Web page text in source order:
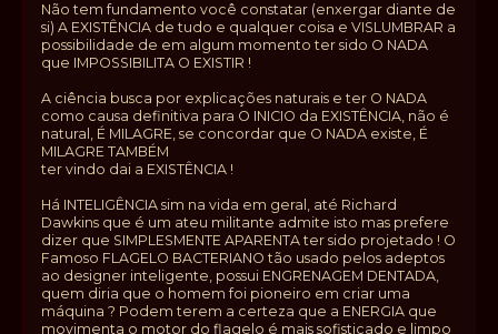
Não tem fundamento você constatar (enxergar diante de
si) A EXISTÊNCIA de tudo e qualquer coisa e VISLUMBRAR a
possibilidade de em algum momento ter sido O NADA
que IMPOSSIBILITA O EXISTIR !
A ciência busca por explicações naturais e ter O NADA
como causa definitiva para O INICIO da EXISTÊNCIA, não é
natural, É MILAGRE, se concordar que O NADA existe, É
MILAGRE TAMBÉM
ter vindo dai a EXISTÊNCIA !
Há INTELIGÊNCIA sim na vida em geral, até Richard
Dawkins que é um ateu militante admite isto mas prefere
dizer que SIMPLESMENTE APARENTA ter sido projetado ! O
Famoso FLAGELO BACTERIANO tão usado pelos adeptos
ao designer inteligente, possui ENGRENAGEM DENTADA,
quem diria que o homem foi pioneiro em criar uma
máquina ? Podem terem a certeza que a ENERGIA que
movimenta o motor do flagelo é mais sofisticado e limpo